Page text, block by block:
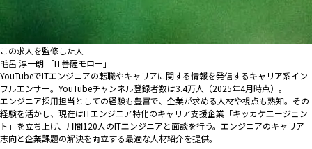
この求人を監修した人
毛呂 淳一朗 「IT菩薩モロー」
YouTubeでITエンジニアの転職やキャリアに関する情報を発信するキャリア系イン
フルエンサー。YouTubeチャンネル登録者数は3.4万人（2025年4月時点）。
エンジニア採用担当としての経験も豊富で、企業が求める人材や視点も熟知。その
経験を活かし、現在はITエンジニア特化のキャリア支援企業「キッカケエージェン
ト」を立ち上げ、月間120人のITエンジニアと面談を行う。エンジニアのキャリア
志向と企業課題の解決を両立する最適な人材紹介を提供。